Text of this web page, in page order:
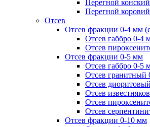
Перегной конский
Перегной коровий
Отсев
Отсев фракции 0-4 мм
Отсев габбро 0-4
Отсев
Отсев фракции 0-5 мм
Отсев габбро 0-5
Отсев гранитный
Отсев
Отсев
Отсев
Отсев
Отсев фракции 0-10 мм